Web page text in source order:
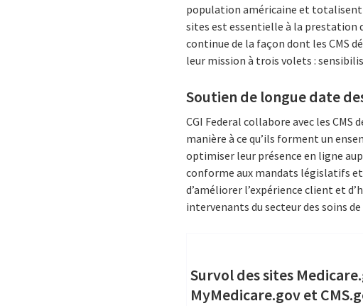
population américaine et totalisent
sites est essentielle à la prestation
continue de la façon dont les CMS
leur mission à trois volets :
Soutien de longue date
CGI Federal collabore avec les
manière à ce qu’ils forment un
optimiser leur présence en ligne
conforme aux mandats législatifs et
d’améliorer l’expérience client et
intervenants du secteur des soins
Survol des sites
MyMedicare.gov et